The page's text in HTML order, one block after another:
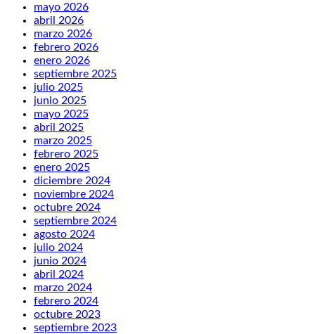
mayo 2026
abril 2026
marzo 2026
febrero 2026
enero 2026
septiembre 2025
julio 2025
junio 2025
mayo 2025
abril 2025
marzo 2025
febrero 2025
enero 2025
diciembre 2024
noviembre 2024
octubre 2024
septiembre 2024
agosto 2024
julio 2024
junio 2024
abril 2024
marzo 2024
febrero 2024
octubre 2023
septiembre 2023